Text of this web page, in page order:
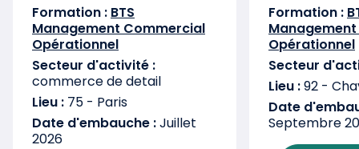
Formation : BTS
Management Commercial
Opérationnel
Secteur d'activité :
commerce de detail
Lieu : 75 - Paris
Date d'embauche :Juillet
2026
Formation :
Opérationnel
Secteur
Lieu :92 -
Date
Septembre